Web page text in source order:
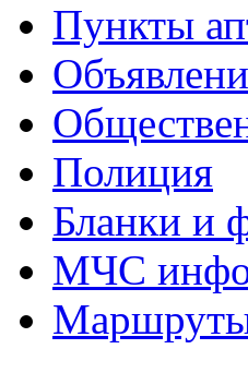
Пункты
Полиция
Бланки и
МЧС
Маршруты